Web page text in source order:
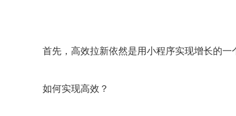
首先，高效拉新依然是用小程序实现增长的一
如何实现高效？